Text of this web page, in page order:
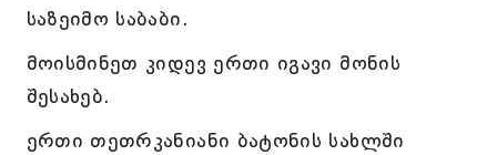
საზეიმო საბაბი.
მოისმინეთ კიდევ ერთი იგავი მონის
შესახებ.
ერთი თეთრკანიანი ბატონის სახლში